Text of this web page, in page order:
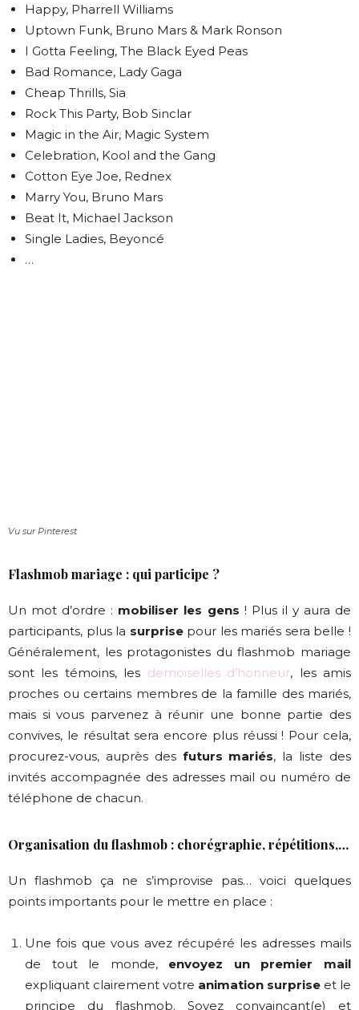
Happy, Pharrell Williams
Uptown Funk, Bruno Mars & Mark Ronson
I Gotta Feeling, The Black Eyed Peas
Bad Romance, Lady Gaga
Cheap Thrills, Sia
Rock This Party, Bob Sinclar
Magic in the Air, Magic System
Celebration, Kool and the Gang
Cotton Eye Joe, Rednex
Marry You, Bruno Mars
Beat It, Michael Jackson
Single Ladies, Beyoncé
…
Vu sur Pinterest
Flashmob mariage : qui participe ?
Un mot d’ordre : mobiliser les gens ! Plus il y aura de
participants, plus la surprisepour les mariés sera belle !
Généralement, les protagonistes du flashmob mariage
sont les témoins, les demoiselles d’honneur, les amis
proches ou certains membres de la famille des mariés,
mais si vous parvenez à réunir une bonne partie des
convives, le résultat sera encore plus réussi ! Pour cela,
procurez-vous, auprès des futurs mariés, la liste des
invités accompagnée des adresses mail ou numéro de
téléphone de chacun.
Organisation du flashmob : chorégraphie, répétitions,…
Un flashmob ça ne s’improvise pas… voici quelques
points importants pour le mettre en place :
Une fois que vous avez récupéré les adresses mails
de tout le monde, envoyez un premier mail
expliquant clairement votre animation surprise et le
principe du flashmob. Soyez convaincant(e) et